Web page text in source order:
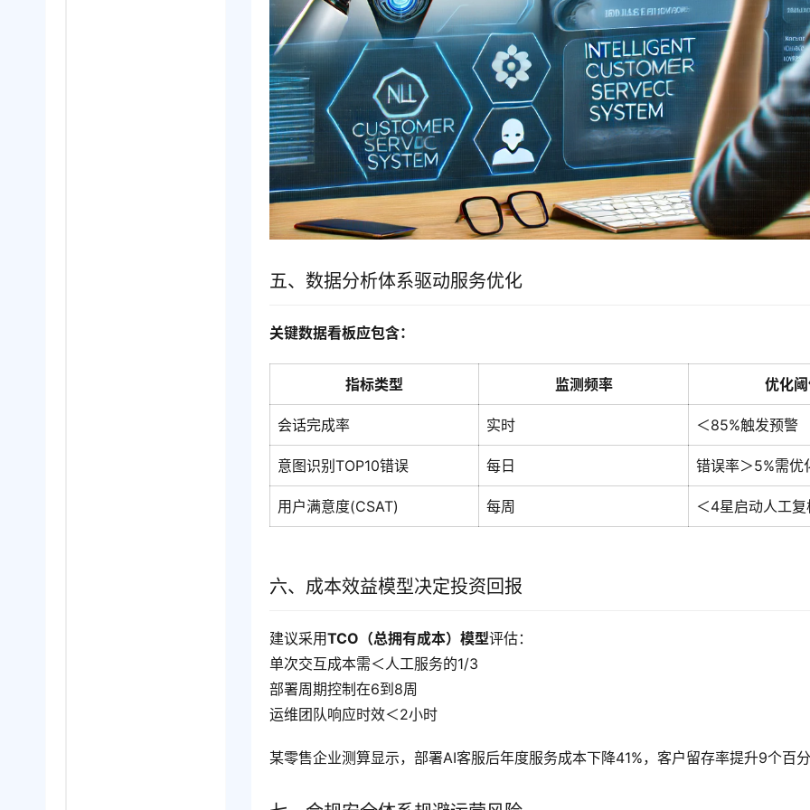
五、数据分析体系驱动服务优化
关键数据看板应包含：
指标类型 监测频率 优化
会话完成率 实时 ＜85%触发预警
意图识别TOP10错误 每日 错误率＞5%需优
用户满意度(CSAT) 每周 ＜4星启动人工复
六、成本效益模型决定投资回报
建议采用TCO（总拥有成本）模型评估：
单次交互成本需＜人工服务的1/3
部署周期控制在6到8周
运维团队响应时效＜2小时
某零售企业测算显示，部署AI客服后年度服务成本下降41%，客户留存率提升9个百